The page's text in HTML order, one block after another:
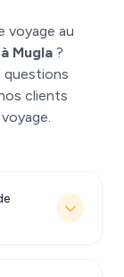
voyage au
Mugla ?
questions
clients